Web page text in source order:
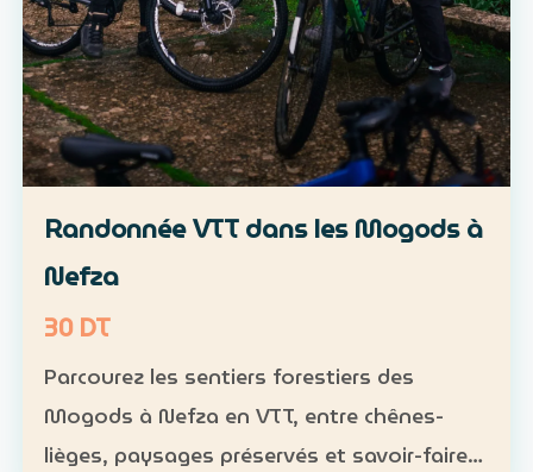
Randonnée VTT dans les Mogods à
Nefza
30 DT
Parcourez les sentiers forestiers des
Mogods à Nefza en VTT, entre chênes-
lièges, paysages préservés et savoir-faire